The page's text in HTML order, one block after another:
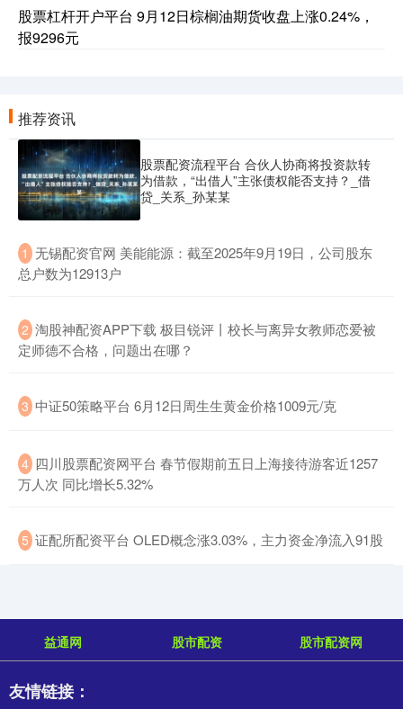
股票杠杆开户平台 9月12日棕榈油期货收盘上涨0.24%，
报9296元
推荐资讯
股票配资流程平台 合伙人协商将投资款转
为借款，“出借人”主张债权能否支持？_借
贷_关系_孙某某
1 ​无锡配资官网 美能能源：截至2025年9月19日，公司股东
总户数为12913户
2 ​淘股神配资APP下载 极目锐评丨校长与离异女教师恋爱被
定师德不合格，问题出在哪？
3 ​中证50策略平台 6月12日周生生黄金价格1009元/克
4 ​四川股票配资网平台 春节假期前五日上海接待游客近1257
万人次 同比增长5.32%
5 ​证配所配资平台 OLED概念涨3.03%，主力资金净流入91股
益通网 股市配资 股市配资网
友情链接：